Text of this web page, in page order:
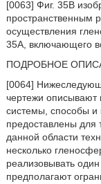
[0063] Фиг. 35В
пространственным
осуществления
35А, включающего
ПОДРОБНОЕ
[0064]
чертежи
системы, способы
предоставлены для
данной области
несколько
реализовывать
предполагают